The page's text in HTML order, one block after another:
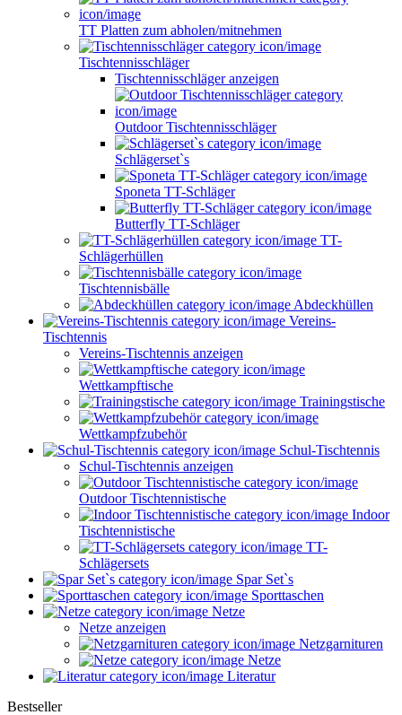
TT Platten zum abholen/mitnehmen
Tischtennisschläger
Tischtennisschläger anzeigen
Outdoor Tischtennisschläger
Schlägerset`s
Sponeta TT-Schläger
Butterfly TT-Schläger
TT-
Schlägerhüllen
Tischtennisbälle
Abdeckhüllen
Vereins-
Tischtennis
Vereins-Tischtennis anzeigen
Wettkampftische
Trainingstische
Wettkampfzubehör
Schul-Tischtennis
Schul-Tischtennis anzeigen
Outdoor Tischtennistische
Indoor
Tischtennistische
TT-
Schlägersets
Spar Set`s
Sporttaschen
Netze
Netze anzeigen
Netzgarnituren
Netze
Literatur
Bestseller